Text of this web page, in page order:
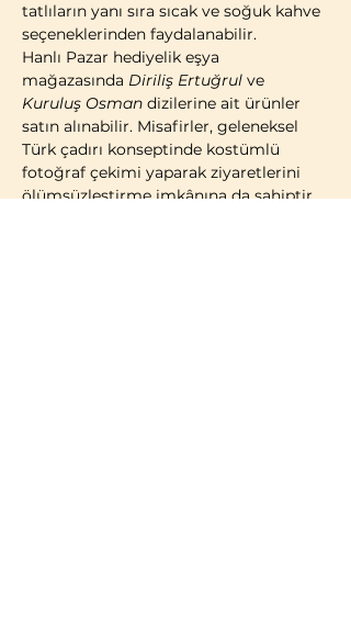
tatlıların yanı sıra sıcak ve soğuk kahve
seçeneklerinden faydalanabilir.
Hanlı Pazar hediyelik eşya
mağazasında Diriliş Ertuğrul ve
Kuruluş Osman dizilerine ait ürünler
satın alınabilir. Misafirler, geleneksel
Türk çadırı konseptinde kostümlü
fotoğraf çekimi yaparak ziyaretlerini
ölümsüzleştirme imkânına da sahiptir.